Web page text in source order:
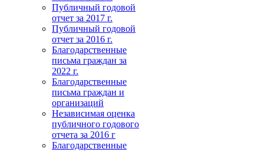
Публичный годовой
отчет за 2017 г.
Публичный годовой
отчет за 2016 г.
Благодарственные
письма граждан за
2022 г.
Благодарственные
письма граждан и
организаций
Независимая оценка
публичного годового
отчета за 2016 г
Благодарственные